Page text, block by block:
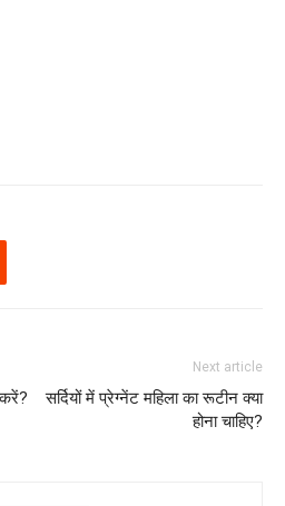
करें?
Next article
सर्दियों में प्रेग्नेंट महिला का रूटीन क्या
होना चाहिए?